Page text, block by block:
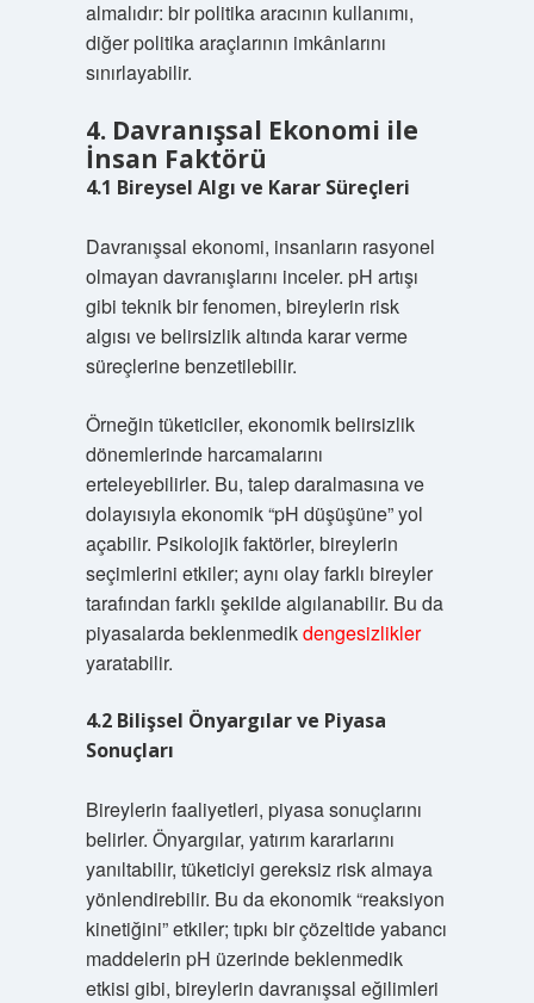
almalıdır: bir politika aracının kullanımı,
diğer politika araçlarının imkânlarını
sınırlayabilir.
4. Davranışsal Ekonomi ile
İnsan Faktörü
4.1 Bireysel Algı ve Karar Süreçleri
Davranışsal ekonomi, insanların rasyonel
olmayan davranışlarını inceler. pH artışı
gibi teknik bir fenomen, bireylerin risk
algısı ve belirsizlik altında karar verme
süreçlerine benzetilebilir.
Örneğin tüketiciler, ekonomik belirsizlik
dönemlerinde harcamalarını
erteleyebilirler. Bu, talep daralmasına ve
dolayısıyla ekonomik “pH düşüşüne” yol
açabilir. Psikolojik faktörler, bireylerin
seçimlerini etkiler; aynı olay farklı bireyler
tarafından farklı şekilde algılanabilir. Bu da
piyasalarda beklenmedikdengesizlikler
yaratabilir.
4.2 Bilişsel Önyargılar ve Piyasa
Sonuçları
Bireylerin faaliyetleri, piyasa sonuçlarını
belirler. Önyargılar, yatırım kararlarını
yanıltabilir, tüketiciyi gereksiz risk almaya
yönlendirebilir. Bu da ekonomik “reaksiyon
kinetiğini” etkiler; tıpkı bir çözeltide yabancı
maddelerin pH üzerinde beklenmedik
etkisi gibi, bireylerin davranışsal eğilimleri